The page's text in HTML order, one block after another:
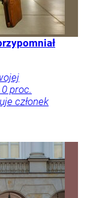
proc.
członek